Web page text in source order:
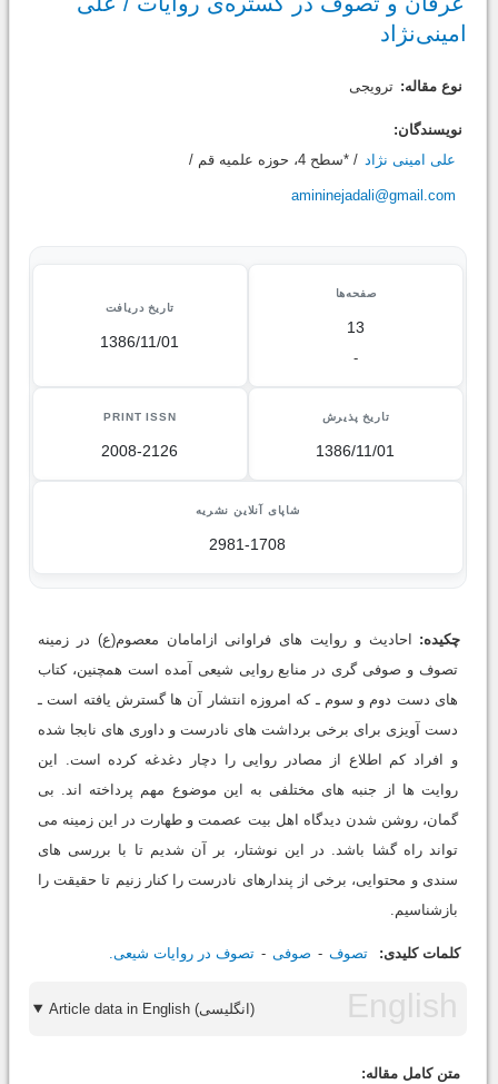
امینی‌نژاد
نوع مقاله: ترویجی
نویسندگان:
علی امینی نژاد / *سطح 4، حوزه علمیه قم /
amininejadali@gmail.com
صفحه‌ها
13
-
تاریخ دریافت
1386/11/01
تاریخ پذیرش
1386/11/01
PRINT ISSN
2008-2126
شاپای آنلاین نشریه
2981-1708
چکیده:
احادیث و روایت های فراوانی ازامامان معصوم(ع) در زمینه
تصوف و صوفی گری در منابع روایی شیعی آمده است همچنین، کتاب
های دست دوم و سوم ـ که امروزه انتشار آن ها گسترش یافته است ـ
دست آویزی برای برخی برداشت های نادرست و داوری های نابجا شده
و افراد کم اطلاع از مصادر روایی را دچار دغدغه کرده است. این
روایت ها از جنبه های مختلفی به این موضوع مهم پرداخته اند. بی
گمان، روشن شدن دیدگاه اهل بیت عصمت و طهارت در این زمینه می
تواند راه گشا باشد. در این نوشتار، بر آن شدیم تا با بررسی های
سندی و محتوایی، برخی از پندارهای نادرست را کنار زنیم تا حقیقت را
بازشناسیم.
کلمات کلیدی: تصوف صوفی تصوف در روایات شیعی.
Article data in English (انگلیسی)
متن کامل مقاله: